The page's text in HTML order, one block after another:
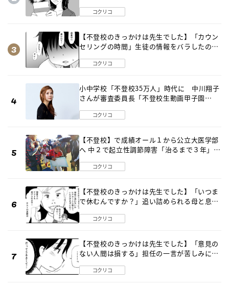
コクリコ
【不登校のきっかけは先生でした】「カウン
セリングの時間」生徒の情報をバラしたの
コクリコ
小中学校「不登校35万人」時代に 中川翔子
さんが審査委員長「不登校生動画甲子園
コクリコ
【不登校】で成績オール１から公立大医学部
へ 中２で起立性調節障害「治るまで３年」の
コクリコ
【不登校のきっかけは先生でした】「いつま
で休むんですか？」追い詰められる母と息子
コクリコ
【不登校のきっかけは先生でした】「意見の
ない人間は損する」担任の一言が苦しみに…
コクリコ